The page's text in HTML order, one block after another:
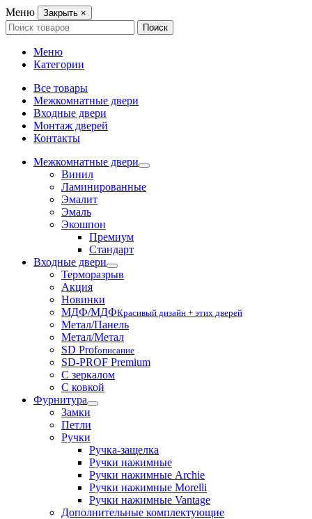
Меню Закрыть ×
Search
for:
Поиск
Меню
Категории
Все товары
Межкомнатные двери
Входные двери
Монтаж дверей
Контакты
Межкомнатные двери
Винил
Ламинированные
Эмалит
Эмаль
Экошпон
Премиум
Стандарт
Входные двери
Терморазрыв
Акция
Новинки
МДФ/МДФКрасивый дизайн + этих дверей
Метал/Панель
Метал/Метал
SD Profописание
SD-PROF Premium
С зеркалом
С ковкой
Фурнитура
Замки
Петли
Ручки
Ручка-защелка
Ручки нажимные
Ручки нажимные Archie
Ручки нажимные Morelli
Ручки нажимные Vantage
Дополнительные комплектующие